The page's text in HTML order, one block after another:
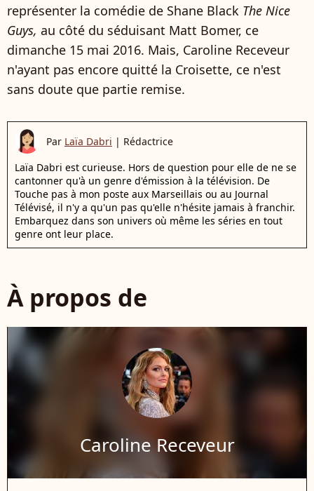
représenter la comédie de Shane Black The Nice
Guys, au côté du séduisant Matt Bomer, ce
dimanche 15 mai 2016. Mais, Caroline Receveur
n'ayant pas encore quitté la Croisette, ce n'est
sans doute que partie remise.
Par Laïa Dabri | Rédactrice
Laïa Dabri est curieuse. Hors de question pour elle de ne se
cantonner qu'à un genre d'émission à la télévision. De
Touche pas à mon poste aux Marseillais ou au Journal
Télévisé, il n'y a qu'un pas qu'elle n'hésite jamais à franchir.
Embarquez dans son univers où même les séries en tout
genre ont leur place.
À propos de
Caroline Receveur